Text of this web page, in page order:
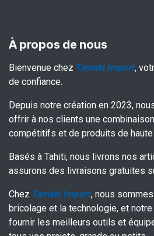
À propos de nous
Bienvenue chez Tamaki Import,
de confiance.
Depuis notre création en 2023,
offrir à nos clients une
compétitifs et de produits de haute
Basés à Tahiti, nous livrons nos
assurons des livraisons gratuites
Chez Tamaki Import, nous
bricolage et la technologie, et
fournir les meilleurs outils et